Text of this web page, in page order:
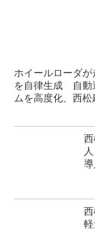
ホイールローダが
を自律生成 自動
ムを高度化、西松